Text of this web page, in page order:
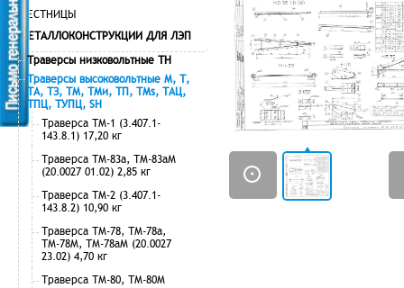
ЛЕСТНИЦЫ
МЕТАЛЛОКОНСТРУКЦИИ ДЛЯ ЛЭП
Траверсы низковольтные ТН
Траверсы высоковольтные М, Т,
ТА, ТЗ, ТМ, ТМи, ТП, ТМs, ТАЦ,
ТПЦ, ТУПЦ, SH
Траверса ТМ-1 (3.407.1-
143.8.1) 17,20 кг
Траверса ТМ-83а, ТМ-83аМ
(20.0027 01.02) 2,85 кг
Траверса ТМ-2 (3.407.1-
143.8.2) 10,90 кг
Траверса ТМ-78, ТМ-78а,
ТМ-78М, ТМ-78аМ (20.0027
23.02) 4,70 кг
Траверса ТМ-80, ТМ-80М